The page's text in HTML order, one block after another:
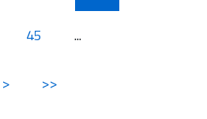
45 ...
> >>